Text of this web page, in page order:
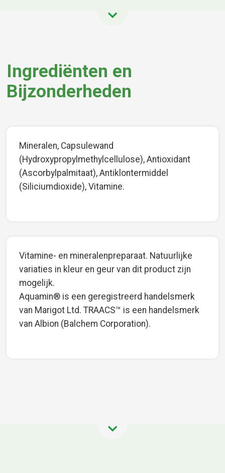
Ingrediënten en
Bijzonderheden
Mineralen, Capsulewand
(Hydroxypropylmethylcellulose), Antioxidant
(Ascorbylpalmitaat), Antiklontermiddel
(Siliciumdioxide), Vitamine.
Vitamine- en mineralenpreparaat. Natuurlijke
variaties in kleur en geur van dit product zijn
mogelijk.
Aquamin® is een geregistreerd handelsmerk
van Marigot Ltd. TRAACS™ is een handelsmerk
van Albion (Balchem Corporation).